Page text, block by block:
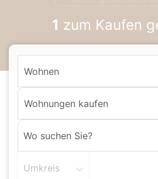
1 zum Kaufen
Wohnen
Wohnungen kaufen
Umkreis